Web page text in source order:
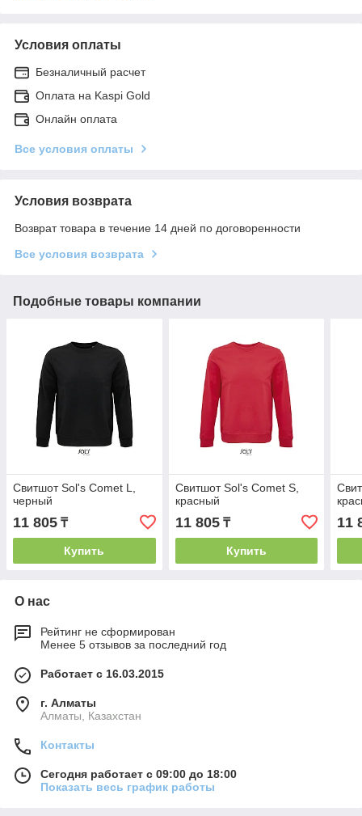
Условия оплаты
Безналичный расчет
Оплата на Kaspi Gold
Онлайн оплата
Все условия оплаты
Условия возврата
Возврат товара в течение 14 дней по договоренности
Все условия возврата
Подобные товары компании
Свитшот Sol's Comet L,
черный
11 805 ₸
Купить
Свитшот Sol's Comet S,
красный
11 805₸
Купить
11
О нас
Рейтинг не сформирован
Менее 5 отзывов за последний год
Работает с 16.03.2015
г. Алматы
Алматы, Казахстан
Контакты
Сегодня работает с 09:00 до 18:00
Показать весь график работы